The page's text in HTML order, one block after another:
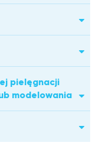
pielęgnacji
modelowania